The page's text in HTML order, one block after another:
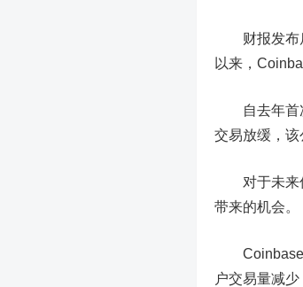
财报发布
以来，
自去年
交易放缓，该
对于未
带来的机会。
Coinbase
户交易量减